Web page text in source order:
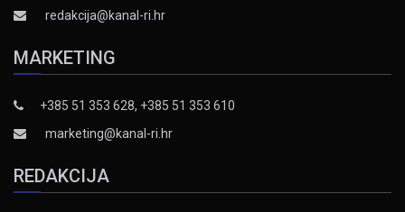
redakcija@kanal-ri.hr
MARKETING
+385 51 353 628, +385 51 353 610
marketing@kanal-ri.hr
REDAKCIJA